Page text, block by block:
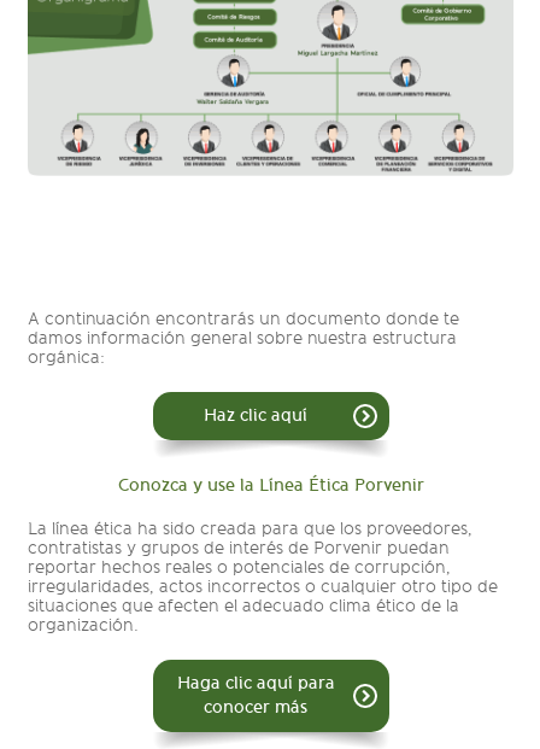
A continuación encontrarás un documento donde te
damos información general sobre nuestra estructura
orgánica:
Haz clic aquí
Conozca y use la Línea Ética Porvenir
La línea ética ha sido creada para que los proveedores,
contratistas y grupos de interés de Porvenir puedan
reportar hechos reales o potenciales de corrupción,
irregularidades, actos incorrectos o cualquier otro tipo de
situaciones que afecten el adecuado clima ético de la
organización.
Haga clic aquí para
conocer más